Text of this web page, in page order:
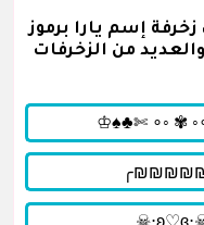
إسم يارا برموز
من الزخرفات